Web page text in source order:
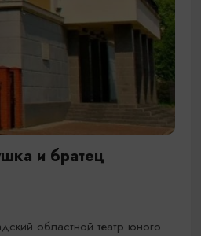
и братец
областной театр юного